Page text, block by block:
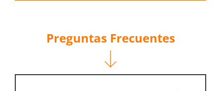
Preguntas Frecuentes